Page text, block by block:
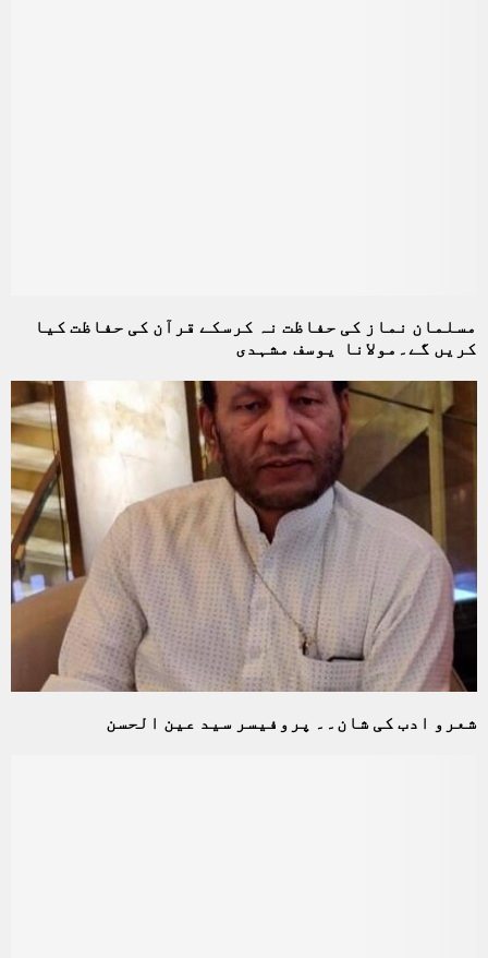
مسلمان نماز کی حفاظت نہ کرسکے قرآن کی حفاظت کیا
کریں گے۔مولانا یوسف مشہدی
شعرو ادب کی شان۔۔ پروفیسر سید عین الحسن